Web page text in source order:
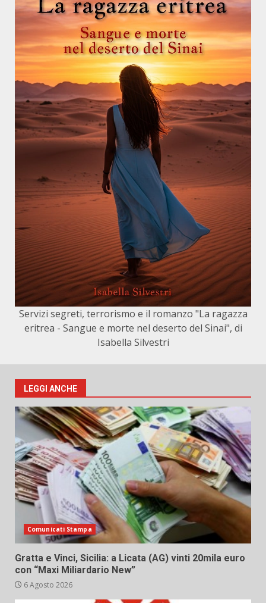
Servizi segreti, terrorismo e il romanzo "La ragazza
eritrea - Sangue e morte nel deserto del Sinai", di
Isabella Silvestri
LEGGI ANCHE
Comunicati Stampa
Gratta e Vinci, Sicilia: a Licata (AG) vinti 20mila euro
con “Maxi Miliardario New”
6 Agosto 2026